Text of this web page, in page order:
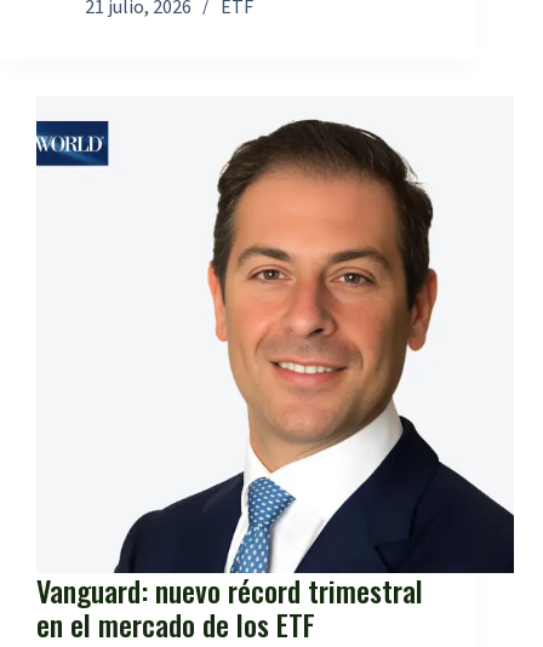
21 julio, 2026 ETF
Vanguard: nuevo récord trimestral
en el mercado de los ETF